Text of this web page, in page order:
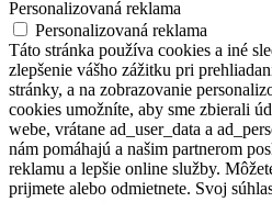
Personalizovaná reklama
Personalizovaná reklama
Táto stránka používa cookies a iné
zlepšenie vášho zážitku pri
stránky, a na zobrazovanie
cookies umožníte, aby sme zbierali
webe, vrátane ad_user_data a
nám pomáhajú a našim partnerom
reklamu a lepšie online služby.
prijmete alebo odmietnete. Svoj